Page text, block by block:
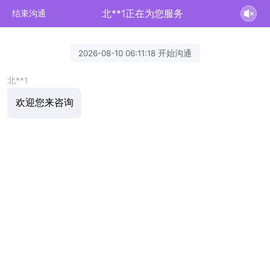
结束沟通 北**1正在为您服务
2026-08-10 06:11:18 开始沟通
北**1
欢迎您来咨询